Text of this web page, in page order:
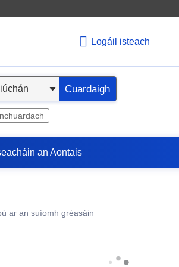
Logáil isteach
Cuardaigh
an Aontais
ar an suíomh gréasáin